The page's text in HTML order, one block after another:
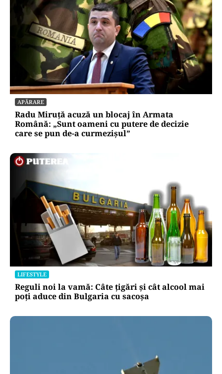
APĂRARE
Radu Miruță acuză un blocaj în Armata
Română: „Sunt oameni cu putere de decizie
care se pun de-a curmezișul”
LIFESTYLE
Reguli noi la vamă: Câte țigări și cât alcool mai
poți aduce din Bulgaria cu sacoșa